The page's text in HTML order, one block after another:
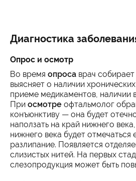
Диагностика
Опрос и осмотр
Во время опроса врач
выясняет о наличии
приеме медикаментов, наличии
При осмотре офтальмолог
конъюнктиву — она будет
наползать на край нижнего
нижнего века будет отмечаться
разлипание. Появляется
слизистых нитей. На первых
слезопродукция может быть